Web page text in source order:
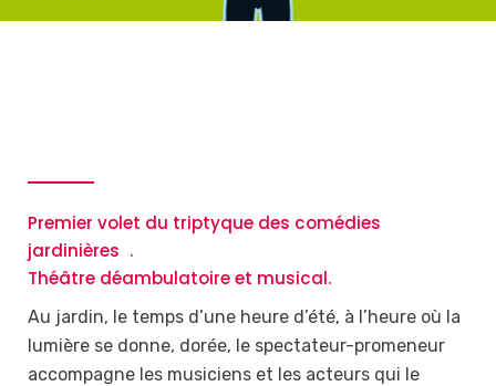
Premier volet du triptyque des comédies
jardinières .
Théâtre déambulatoire et musical.
Au jardin, le temps d’une heure d’été, à l’heure où la
lumière se donne, dorée, le spectateur-promeneur
accompagne les musiciens et les acteurs qui le